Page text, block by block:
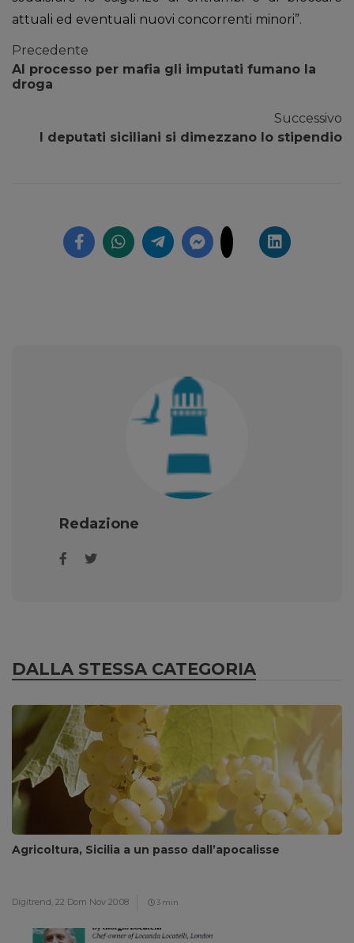
attuali ed eventuali nuovi concorrenti minori”.
Precedente
Al processo per mafia gli imputati fumano la
droga
Successivo
I deputati siciliani si dimezzano lo stipendio
Redazione
DALLA STESSA CATEGORIA
Agricoltura, Sicilia a un passo dall’apocalisse
Digitrend, 22 Dom Nov 20:08 3 min